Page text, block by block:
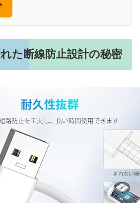
た断線防止設計の秘密